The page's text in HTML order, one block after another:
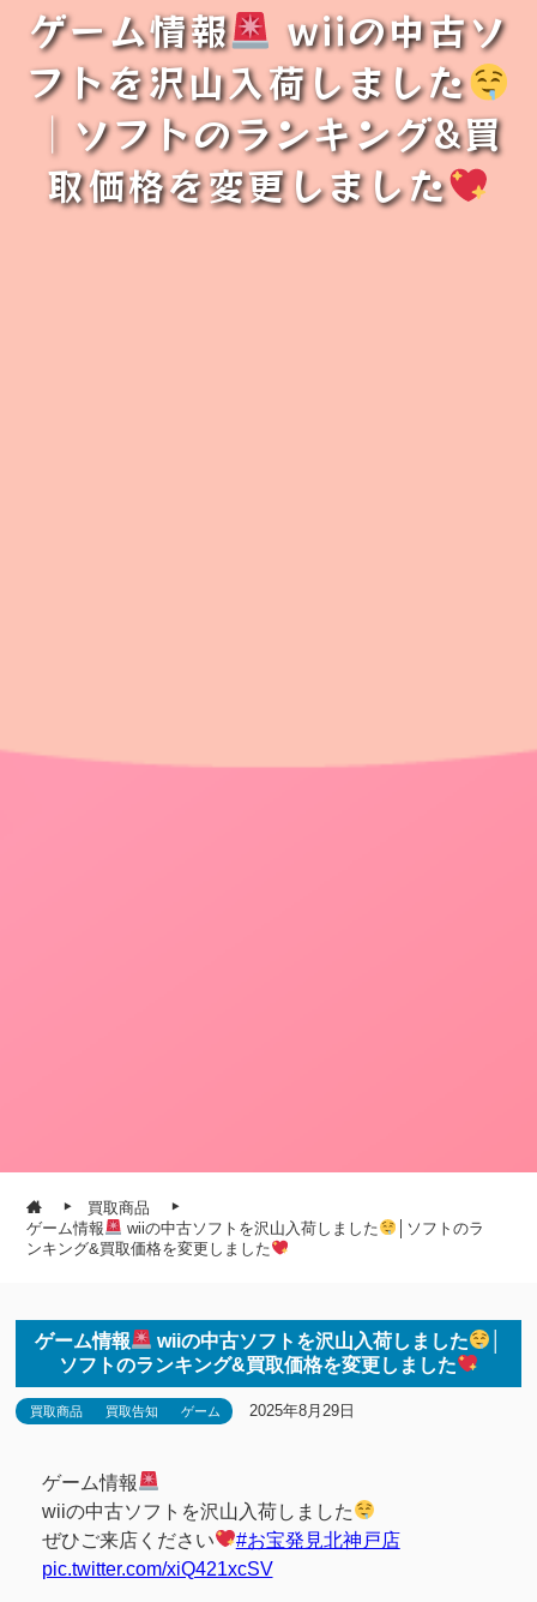
ゲーム情報
wiiの中古ソ
フトを沢山入荷しました
│ソフトのランキング&買
取価格を変更しました
買取商品
ゲーム情報
wiiの中古ソフトを沢山入荷しました
│ソフトのラ
ンキング&買取価格を変更しました
ゲーム情報 wiiの中古ソフトを沢山入荷しました
ソフトのランキング&買取価格を変更しました
買取商品 買取告知 ゲーム 2025年8月29日
ゲーム情報
wiiの中古ソフトを沢山入荷しました
ぜひご来店ください
#お宝発見北神戸店
pic.twitter.com/xiQ421xcSV